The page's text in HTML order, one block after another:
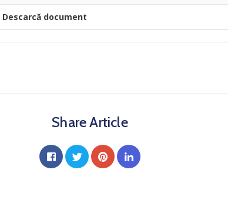
Descarcă document
Share Article